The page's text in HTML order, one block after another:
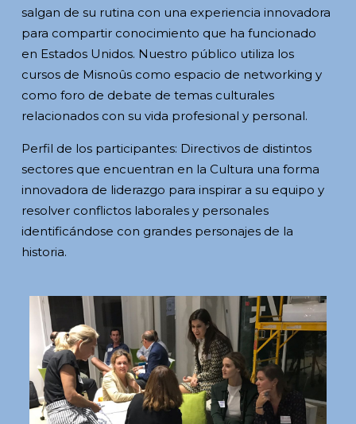
salgan de su rutina con una experiencia innovadora
para compartir conocimiento que ha funcionado
en Estados Unidos. Nuestro público utiliza los
cursos de Misnoûs como espacio de networking y
como foro de debate de temas culturales
relacionados con su vida profesional y personal.
Perfil de los participantes: Directivos de distintos
sectores que encuentran en la Cultura una forma
innovadora de liderazgo para inspirar a su equipo y
resolver conflictos laborales y personales
identificándose con grandes personajes de la
historia.